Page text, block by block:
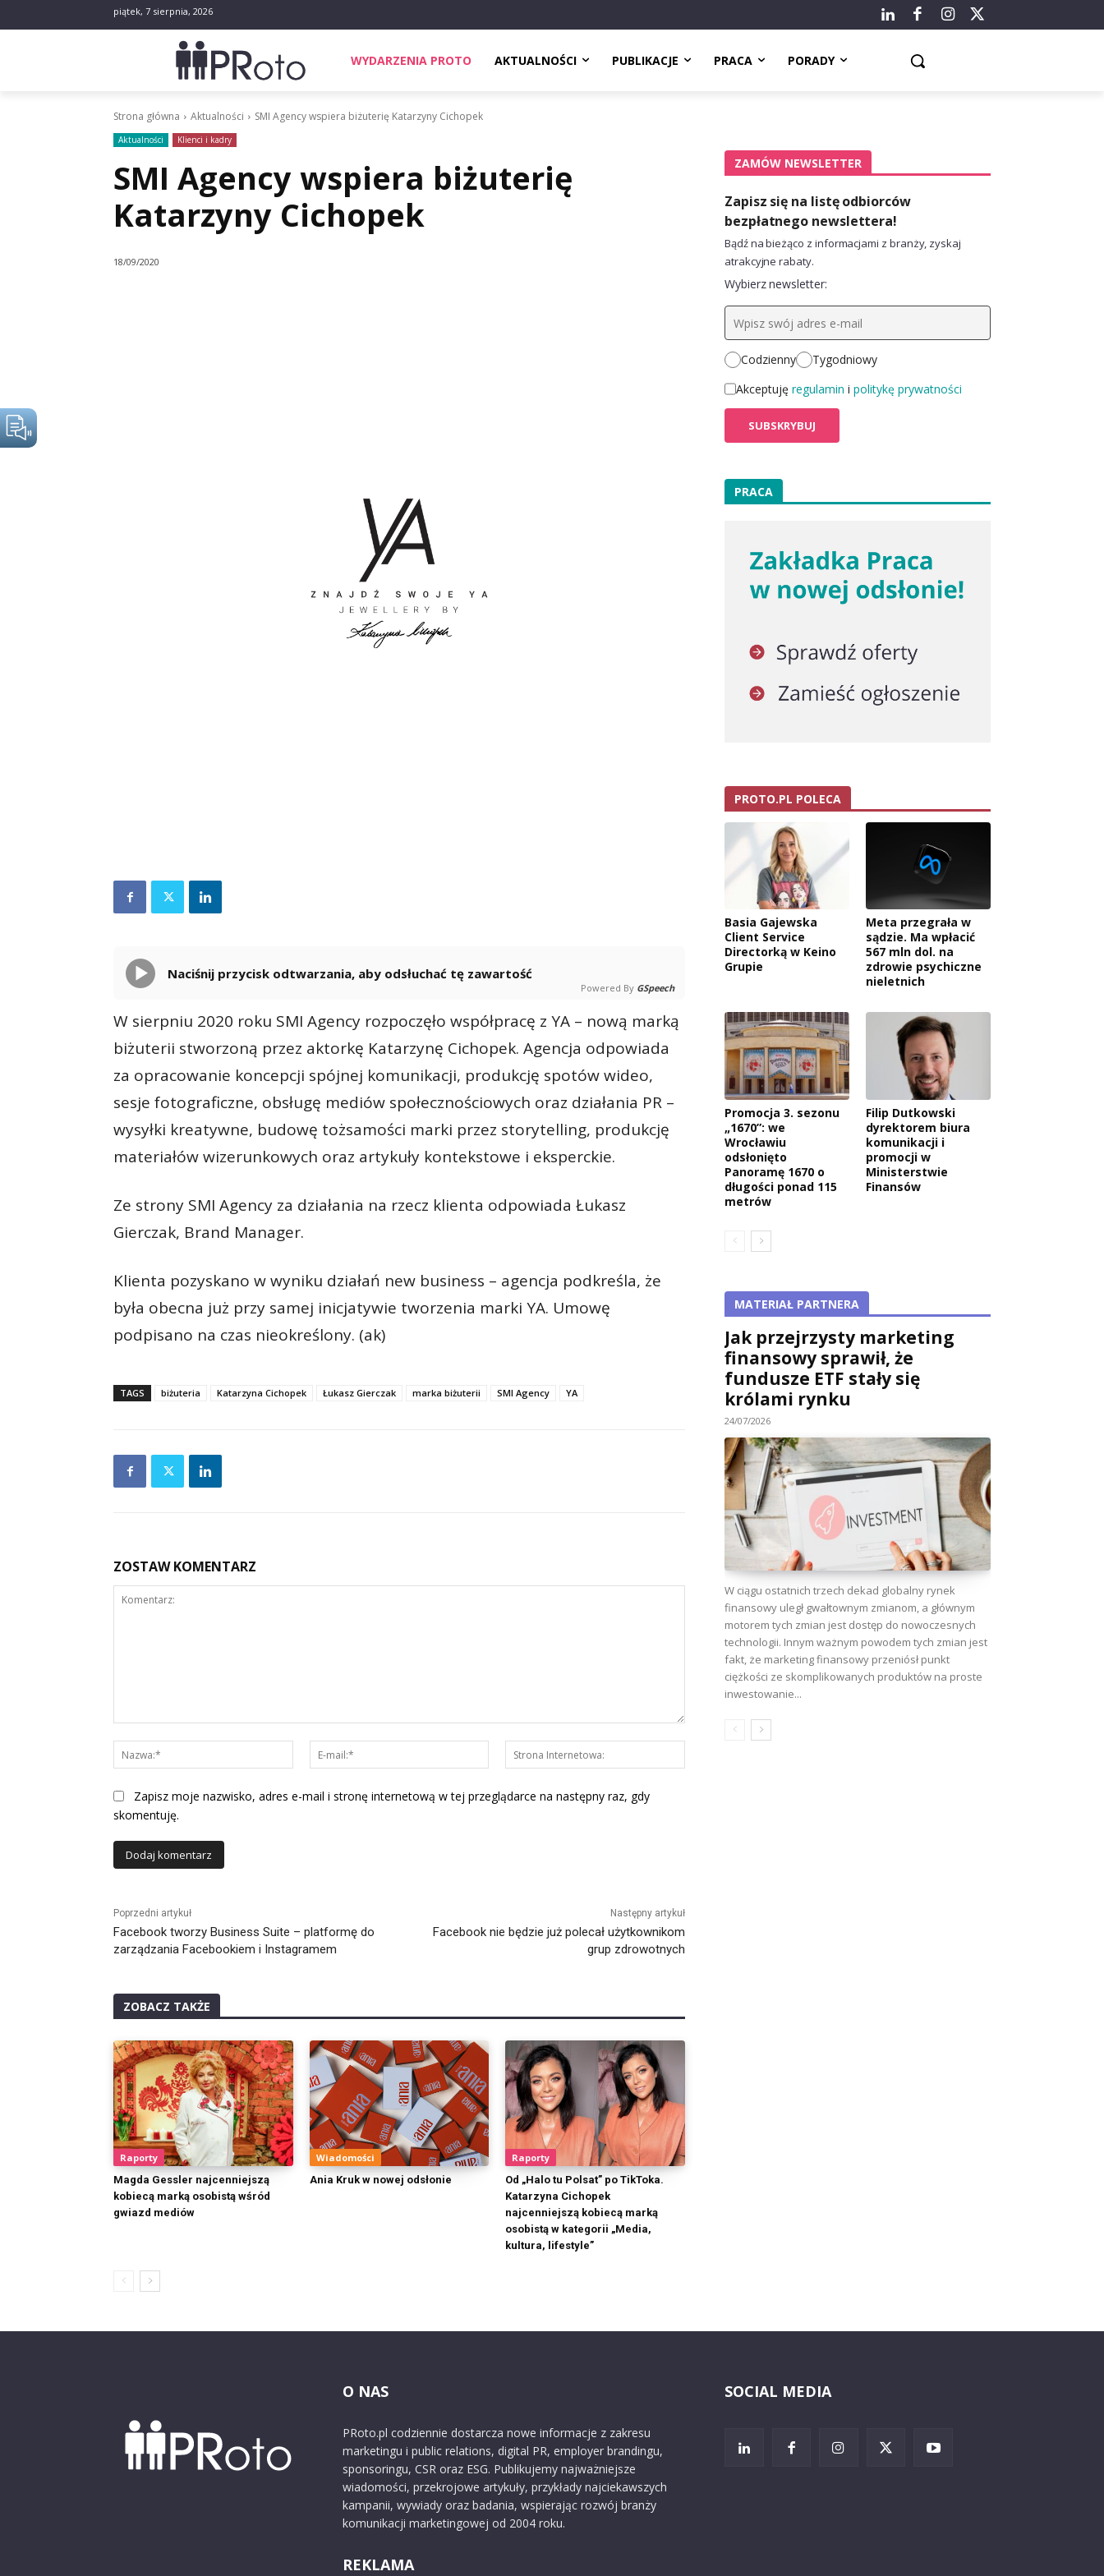
piątek, 7 sierpnia, 2026
WYDARZENIA PROTO AKTUALNOŚCI PUBLIKACJE PRACA PORADY
Strona główna Aktualności SMI Agency wspiera biżuterię Katarzyny Cichopek
Aktualności Klienci i kadry
SMI Agency wspiera biżuterię
Katarzyny Cichopek
18/09/2020
Naciśnij przycisk odtwarzania, aby odsłuchać tę zawartość
Powered By GSpeech
W sierpniu 2020 roku SMI Agency rozpoczęło współpracę z YA – nową marką
biżuterii stworzoną przez aktorkę Katarzynę Cichopek. Agencja odpowiada
za opracowanie koncepcji spójnej komunikacji, produkcję spotów wideo,
sesje fotograficzne, obsługę mediów społecznościowych oraz działania PR –
wysyłki kreatywne, budowę tożsamości marki przez storytelling, produkcję
materiałów wizerunkowych oraz artykuły kontekstowe i eksperckie.
Ze strony SMI Agency za działania na rzecz klienta odpowiada Łukasz
Gierczak, Brand Manager.
Klienta pozyskano w wyniku działań new business – agencja podkreśla, że
była obecna już przy samej inicjatywie tworzenia marki YA. Umowę
podpisano na czas nieokreślony. (ak)
TAGS biżuteria Katarzyna Cichopek Łukasz Gierczak marka biżuterii SMI Agency YA
ZOSTAW KOMENTARZ
Nazwa:*
mail:*
Internetowa:
Zapisz moje nazwisko, adres e-mail i stronę internetową w tej przeglądarce na następny raz, gdy
skomentuję.
Poprzedni artykuł
Facebook tworzy Business Suite – platformę do
zarządzania Facebookiem i Instagramem
Następny artykuł
Facebook nie będzie już polecał użytkownikom
grup zdrowotnych
ZOBACZ TAKŻE
Raporty
Magda Gessler najcenniejszą
kobiecą marką osobistą wśród
gwiazd mediów
Wiadomości
Ania Kruk w nowej odsłonie
Raporty
Od „Halo tu Polsat” po TikToka.
Katarzyna Cichopek
najcenniejszą kobiecą marką
osobistą w kategorii „Media,
kultura, lifestyle”
ZAMÓW NEWSLETTER
Zapisz się na listę odbiorców
bezpłatnego newslettera!
Bądź na bieżąco z informacjami z branży, zyskaj
atrakcyjne rabaty.
Wybierz newsletter:
Codzienny
Tygodniowy
Akceptuję regulamin i politykę prywatności
PRACA
PROTO.PL POLECA
Basia Gajewska
Client Service
Directorką w Keino
Grupie
Meta przegrała w
sądzie. Ma wpłacić
567 mln dol. na
zdrowie psychiczne
nieletnich
Promocja 3. sezonu
„1670”: we
Wrocławiu
odsłonięto
Panoramę 1670 o
długości ponad 115
metrów
Filip Dutkowski
dyrektorem biura
komunikacji i
promocji w
Ministerstwie
Finansów
MATERIAŁ PARTNERA
Jak przejrzysty marketing
finansowy sprawił, że
fundusze ETF stały się
królami rynku
24/07/2026
W ciągu ostatnich trzech dekad globalny rynek
finansowy uległ gwałtownym zmianom, a głównym
motorem tych zmian jest dostęp do nowoczesnych
technologii. Innym ważnym powodem tych zmian jest
fakt, że marketing finansowy przeniósł punkt
ciężkości ze skomplikowanych produktów na proste
inwestowanie...
O NAS
PRoto.pl codziennie dostarcza nowe informacje z zakresu
marketingu i public relations, digital PR, employer brandingu,
sponsoringu, CSR oraz ESG. Publikujemy najważniejsze
wiadomości, przekrojowe artykuły, przykłady najciekawszych
kampanii, wywiady oraz badania, wspierając rozwój branży
komunikacji marketingowej od 2004 roku.
REKLAMA
SOCIAL MEDIA